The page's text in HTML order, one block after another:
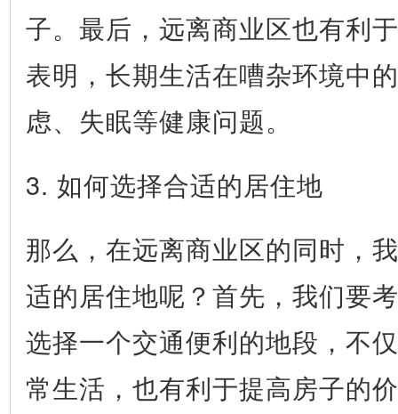
子。最后，远离商业区也有利
表明，长期生活在嘈杂环境中
虑、失眠等健康问题。
3. 如何选择合适的居住地
那么，在远离商业区的同时，
适的居住地呢？首先，我们要
选择一个交通便利的地段，不
常生活，也有利于提高房子的